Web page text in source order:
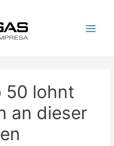
50 lohnt
an dieser